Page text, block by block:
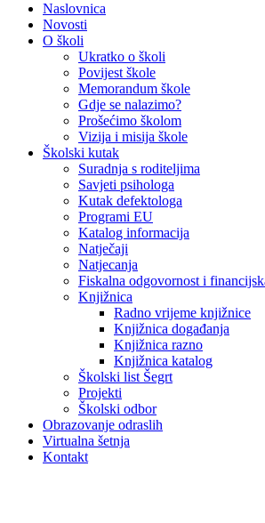
Naslovnica
Novosti
O školi
Ukratko o školi
Povijest škole
Memorandum škole
Gdje se nalazimo?
Prošećimo školom
Vizija i misija škole
Školski kutak
Suradnja s roditeljima
Savjeti psihologa
Kutak defektologa
Programi EU
Katalog informacija
Natječaji
Natjecanja
Fiskalna odgovornost i
Knjižnica
Radno vrijeme knjižnice
Knjižnica događanja
Knjižnica razno
Knjižnica katalog
Školski list Šegrt
Projekti
Školski odbor
Obrazovanje odraslih
Virtualna šetnja
Kontakt